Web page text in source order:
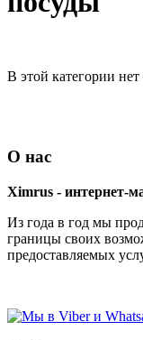
В этой категории нет
О нас
Ximrus - интернет-
Из года в год мы
границы своих
предоставляемых